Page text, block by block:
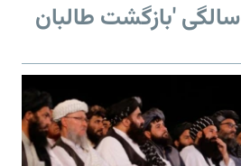
'بازگشت طالبان